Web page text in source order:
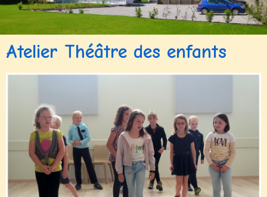
Atelier Théâtre des enfants